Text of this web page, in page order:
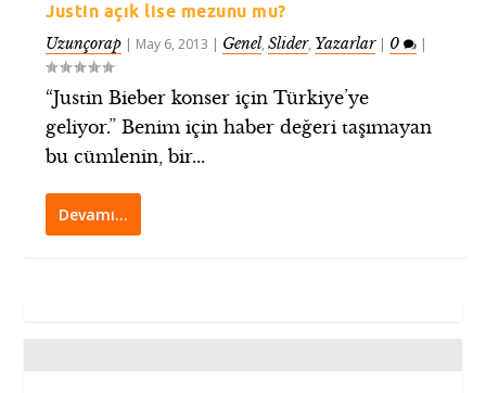
Justin açık lise mezunu mu?
Uzunçorap | May 6, 2013 | Genel,Slider, Yazarlar| 0 |
“Justin Bieber konser için Türkiye’ye
geliyor.” Benim için haber değeri taşımayan
bu cümlenin, bir...
Devamı…